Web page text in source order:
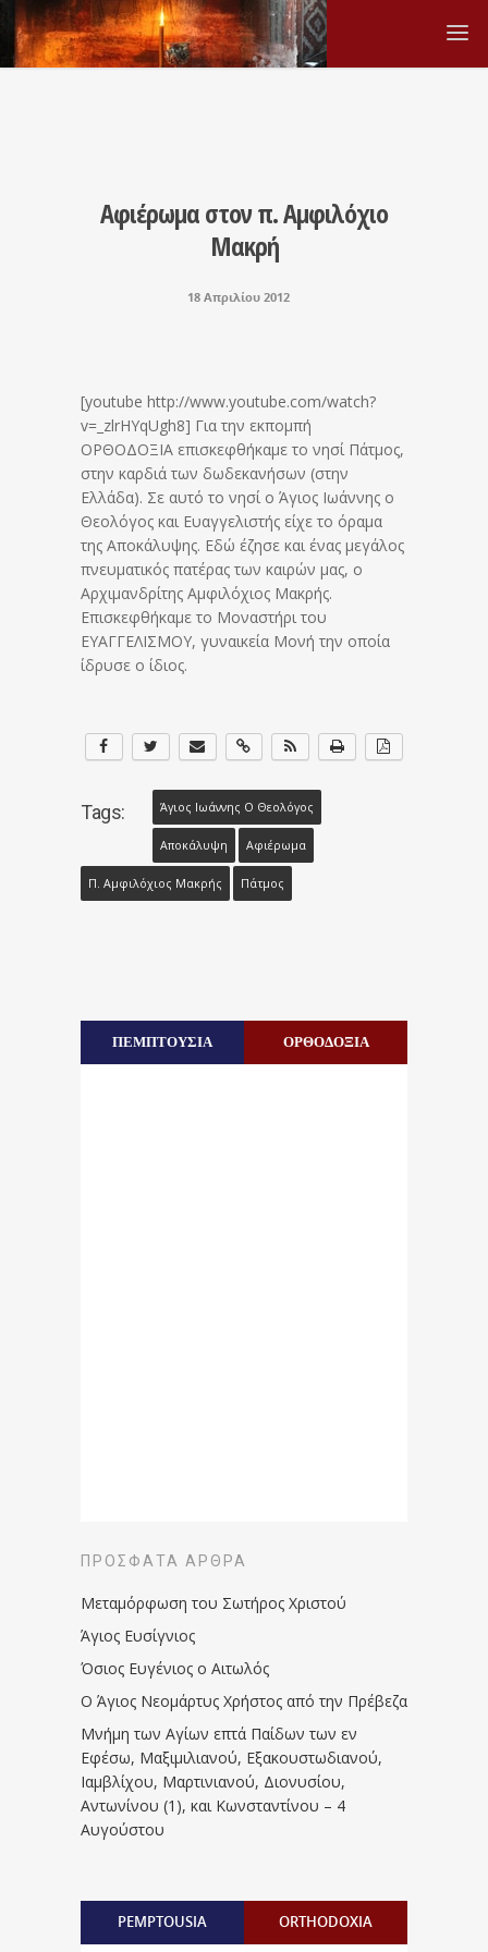
Αφιέρωμα στον π. Αμφιλόχιο
Μακρή
18 Απριλίου 2012
[youtube http://www.youtube.com/watch?
v=_zlrHYqUgh8] Για την εκπομπή
ΟΡΘΟΔΟΞΙΑ επισκεφθήκαμε το νησί Πάτμος,
στην καρδιά των δωδεκανήσων (στην
Ελλάδα). Σε αυτό το νησί ο Άγιος Ιωάννης ο
Θεολόγος και Ευαγγελιστής είχε το όραμα
της Αποκάλυψης. Εδώ έζησε και ένας μεγάλος
πνευματικός πατέρας των καιρών μας, ο
Αρχιμανδρίτης Αμφιλόχιος Μακρής.
Επισκεφθήκαμε το Μοναστήρι του
ΕΥΑΓΓΕΛΙΣΜΟΥ, γυναικεία Μονή την οποία
ίδρυσε ο ίδιος.
Tags: Άγιος Ιωάννης Ο Θεολόγος
Αποκάλυψη Αφιέρωμα
Π. Αμφιλόχιος Μακρής Πάτμος
ΠΕΜΠΤΟΥΣΙΑ ΟΡΘΟΔΟΞΙΑ
ΠΡΌΣΦΑΤΑ ΆΡΘΡΑ
Μεταμόρφωση του Σωτήρος Χριστού
Άγιος Ευσίγνιος
Όσιος Ευγένιος ο Αιτωλός
Ο Άγιος Νεομάρτυς Χρήστος από την Πρέβεζα
Μνήμη των Aγίων επτά Παίδων των εν
Eφέσω, Mαξιμιλιανού, Eξακουστωδιανού,
Iαμβλίχου, Mαρτινιανού, Διονυσίου,
Aντωνίνου (1), και Kωνσταντίνου – 4
Αυγούστου
PEMPTOUSIA ORTHODOXIA